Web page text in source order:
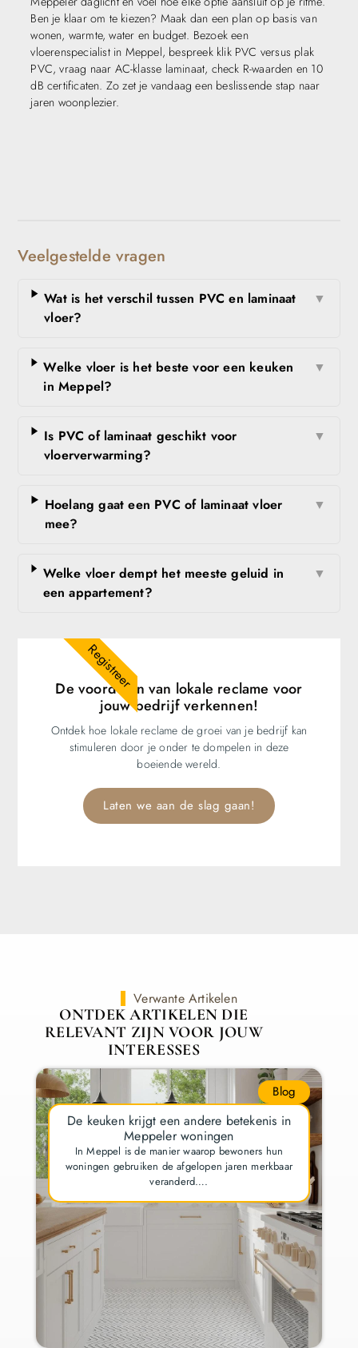
Ben je klaar om te kiezen? Maak dan een plan op basis van
wonen, warmte, water en budget. Bezoek een
vloerenspecialist in Meppel, bespreek klik PVC versus plak
PVC, vraag naar AC-klasse laminaat, check R-waarden en 10
dB certificaten. Zo zet je vandaag een beslissende stap naar
jaren woonplezier.
Veelgestelde vragen
Wat is het verschil tussen PVC en laminaat
vloer?
▼
Welke vloer is het beste voor een keuken
in Meppel?
▼
Is PVC of laminaat geschikt voor
vloerverwarming?
▼
Hoelang gaat een PVC of laminaat vloer
mee?
▼
Welke vloer dempt het meeste geluid in
een appartement?
▼
De voordelen van lokale reclame voor
jouw bedrijf verkennen!
Ontdek hoe lokale reclame de groei van je bedrijf kan
stimuleren door je onder te dompelen in deze
boeiende wereld.
Laten we aan de slag gaan!
Registreer
Verwante Artikelen
ONTDEK ARTIKELEN DIE
RELEVANT ZIJN VOOR JOUW
INTERESSES
Blog
De keuken krijgt een andere betekenis in
Meppeler woningen
In Meppel is de manier waarop bewoners hun
woningen gebruiken de afgelopen jaren merkbaar
veranderd….